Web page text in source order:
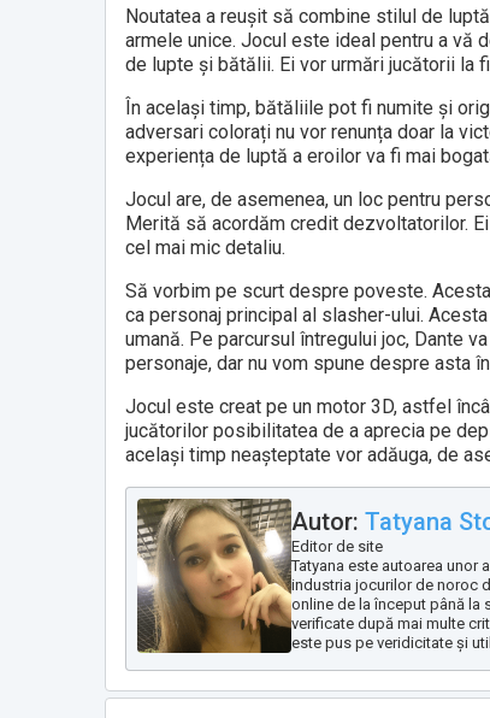
Noutatea a reușit să combine stilul de
armele unice. Jocul este ideal pentru a vă
de lupte și bătălii. Ei vor urmări jucătorii la
În același timp, bătăliile pot fi numite și
adversari colorați nu vor renunța doar la
experiența de luptă a eroilor va fi mai
Jocul are, de asemenea, un loc pentru
Merită să acordăm credit dezvoltatorilor.
cel mai mic detaliu.
Să vorbim pe scurt despre poveste.
ca personaj principal al slasher-ului.
umană. Pe parcursul întregului joc, Dante
personaje, dar nu vom spune despre asta
Jocul este creat pe un motor 3D, astfel
jucătorilor posibilitatea de a aprecia pe
același timp neașteptate vor adăuga, de
Autor: Tatyana
Editor de site
Tatyana este autoarea unor
industria jocurilor de noroc
online de la început până la
verificate după mai multe
este pus pe veridicitate și